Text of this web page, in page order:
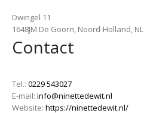
Dwingel 11
1648JM De Goorn, Noord-Holland, NL
Contact
Tel.: 0229 543027
E-mail: info@ninettedewit.nl
Website: https://ninettedewit.nl/